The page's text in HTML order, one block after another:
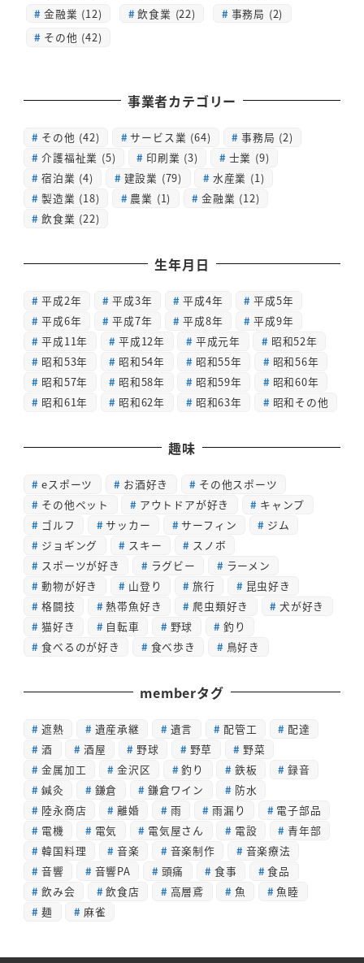
金融業 (12)
飲食業 (22)
事務局 (2)
その他 (42)
事業者カテゴリー
その他 (42) サービス業 (64) 事務局 (2)
介護福祉業 (5) 印刷業 (3) 士業 (9)
宿泊業 (4) 建設業 (79) 水産業 (1)
製造業 (18) 農業 (1) 金融業 (12)
飲食業 (22)
生年月日
平成2年 平成3年 平成4年
平成5年
平成6年
平成7年 平成8年
平成9年
平成11年
平成12年 平成元年
昭和52年
昭和53年
昭和54年 昭和55年
昭和56年
昭和57年
昭和58年 昭和59年
昭和60年
昭和61年
昭和62年 昭和63年 昭和その他
趣味
eスポーツ お酒好き
その他スポーツ
その他ペット
アウトドアが好き
キャンプ
ゴルフ
サッカー サーフィン
ジム
ジョギング
スキー
スノボ
スポーツが好き
ラグビー
ラーメン
動物が好き
山登り 旅行
昆虫好き
格闘技
熱帯魚好き 爬虫類好き
犬が好き
猫好き
自転車 野球
釣り
食べるのが好き
食べ歩き 鳥好き
memberタグ
遮熱 遺産承継 遺言 配管工
配達
酒
酒屋 野球 野草
野菜
金属加工
金沢区 釣り 鉄板
録音
鍼灸
鎌倉 鎌倉ワイン
防水
陸永商店
離婚 雨 雨漏り
電子部品
電機
電気 電気屋さん 電設
青年部
韓国料理
音楽 音楽制作
音楽療法
音響
音響PA 頭痛 食事
食品
飲み会
飲食店 高層鳶 魚
魚睦
麺
麻雀